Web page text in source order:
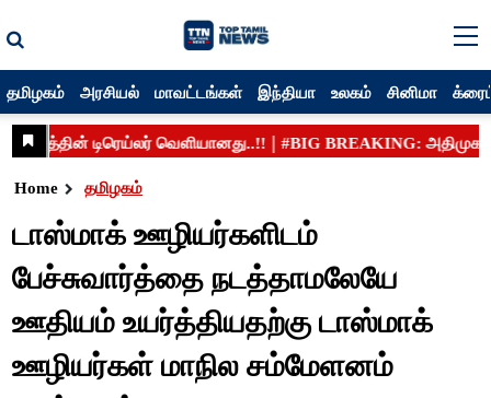
தமிழகம் அரசியல் மாவட்டங்கள் இந்தியா உலகம் சினிமா
Home தமிழகம்
டாஸ்மாக் ஊழியர்களிடம்
பேச்சுவார்த்தை நடத்தாமலேயே
ஊதியம் உயர்த்தியதற்கு டாஸ்மாக்
ஊழியர்கள் மாநில சம்மேளனம்